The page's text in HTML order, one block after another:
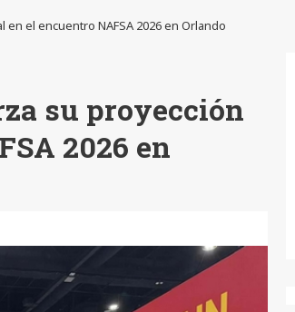
el encuentro NAFSA 2026 en Orlando
su proyección
2026 en